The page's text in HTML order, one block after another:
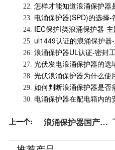
22. 怎样才能知道浪涌保护器
23. 电涌保护器(SPD)的选择
24. IEC保护I类浪涌保护器-
25. ul1449认证的浪涌保护
26. 浪涌保护器UL认证-密封
27. 光伏发电浪涌保护器的选
28. 光伏浪涌保护器为什么使
29. 如何判断浪涌保护器是否
30. 电涌保护器在配电箱内
上一个:
浪涌保护器国产品
不看后悔!-易造防